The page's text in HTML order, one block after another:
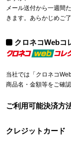
メール送付から一週間
きます。あらかじめご
クロネコWebコ
当社では「クロネコ
商品名・金額等をご確
ご利用可能決済方
クレジットカード